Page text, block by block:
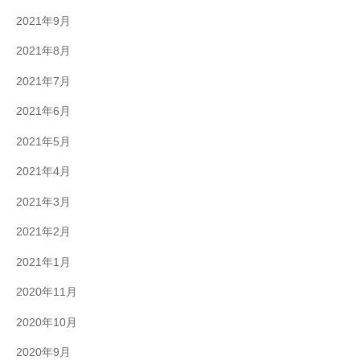
2021年9月
2021年8月
2021年7月
2021年6月
2021年5月
2021年4月
2021年3月
2021年2月
2021年1月
2020年11月
2020年10月
2020年9月